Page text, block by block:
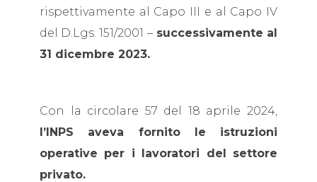
rispettivamente al Capo III e al Capo IV
del D.Lgs. 151/2001 –successivamente al
31 dicembre 2023.
Con la circolare 57 del 18 aprile 2024,
l’INPS aveva fornito le istruzioni
operative per i lavoratori del settore
privato.